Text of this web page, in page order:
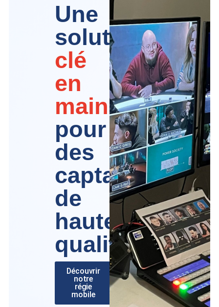
Une
solution
clé
en
main
pour
des
captations
de
haute
qualité
Découvrir
notre
régie
mobile